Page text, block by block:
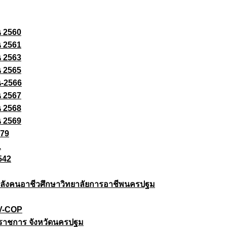
2560
2561
2563
2565
2566
2567
2568
2569
งคนอาชีวศึกษาวิทยาลัยการอาชีพนครปฐม
COP
าชการ จังหวัดนครปฐม